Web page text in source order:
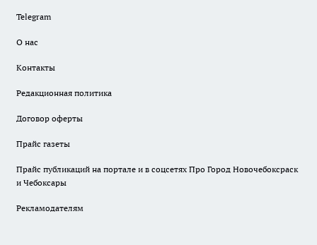
Telegram
О нас
Контакты
Редакционная политика
Договор оферты
Прайс газеты
Прайс публикаций на портале и в соцсетях Про Город Новочебоксраск
и Чебоксары
Рекламодателям